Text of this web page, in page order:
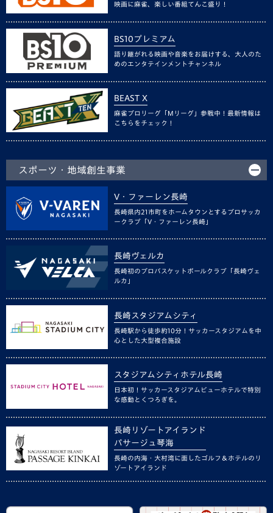
映画に麻雀、楽しい番組てんこ盛り！
BS10プレミアム
語り継がれる映画や音楽をお届けする、大人のた
めのエンタテインメントチャンネル
BEAST X
麻雀プロリーグ「Mリーグ」参戦中！最新情報は
こちらをチェック！
スポーツ・地域創生事業
V・ファーレン長崎
長崎県内21市町をホームタウンとするプロサッカ
ークラブ「V・ファーレン長崎」
長崎ヴェルカ
長崎初のプロバスケットボールクラブ「長崎ヴェ
ルカ」
長崎スタジアムシティ
長崎駅から徒歩約10分！サッカースタジアムを中
心とした大型複合施設
スタジアムシティホテル長崎
日本初！サッカースタジアムビューホテルで特別
な感動とくつろぎを。
長崎リゾートアイランド
パサージュ琴海
長崎の内海・大村湾に面したゴルフ＆ホテルのリ
ゾートアイランド